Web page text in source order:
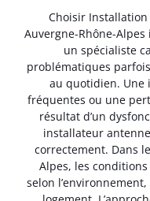
Choisir
Auvergne-Rhône-
un spécialiste
problématiques
au quotidien. Une
fréquentes ou une
résultat d’un
installateur
correctement. Dans
Alpes, les
selon